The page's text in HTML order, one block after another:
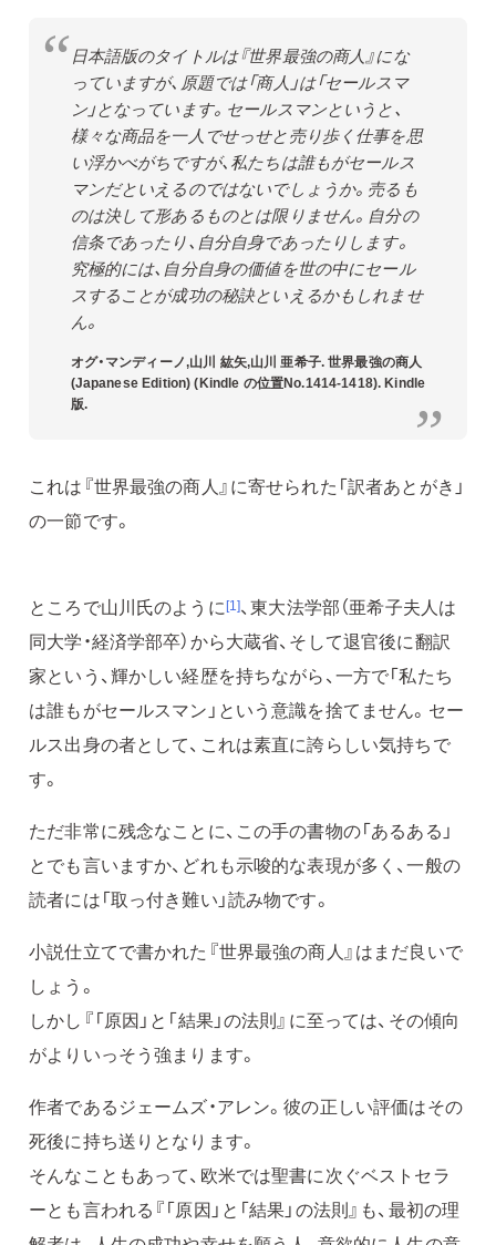
日本語版のタイトルは『世界最強の商人』にな
っていますが、原題では「商人」は「セールスマ
ン」となっています。セールスマンというと、
様々な商品を一人でせっせと売り歩く仕事を思
い浮かべがちですが、私たちは誰もがセールス
マンだといえるのではないでしょうか。売るも
のは決して形あるものとは限りません。自分の
信条であったり、自分自身であったりします。
究極的には、自分自身の価値を世の中にセール
スすることが成功の秘訣といえるかもしれませ
ん。
オグ・マンディーノ,山川 紘矢,山川 亜希子. 世界最強の商人
(Japanese Edition) (Kindle の位置No.1414-1418). Kindle
版.
これは『世界最強の商人』に寄せられた「訳者あとがき」
の一節です。
ところで山川氏のように[1]、東大法学部（亜希子夫人は
同大学・経済学部卒）から大蔵省、そして退官後に翻訳
家という、輝かしい経歴を持ちながら、一方で「私たち
は誰もがセールスマン」という意識を捨てません。セー
ルス出身の者として、これは素直に誇らしい気持ちで
す。
ただ非常に残念なことに、この手の書物の「あるある」
とでも言いますか、どれも示唆的な表現が多く、一般の
読者には「取っ付き難い」読み物です。
小説仕立てで書かれた『世界最強の商人』はまだ良いで
しょう。
しかし『「原因」と「結果」の法則』に至っては、その傾向
がよりいっそう強まります。
作者であるジェームズ・アレン。彼の正しい評価はその
死後に持ち送りとなります。
そんなこともあって、欧米では聖書に次ぐベストセラ
ーとも言われる『「原因」と「結果」の法則』も、最初の理